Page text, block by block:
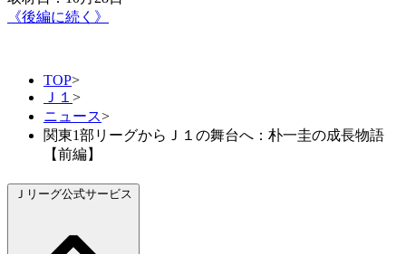
《後編に続く》
TOP>
Ｊ１ >
ニュース>
関東1部リーグからＪ１の舞台へ：朴一圭の成長物語
【前編】
Ｊリーグ公式サービス